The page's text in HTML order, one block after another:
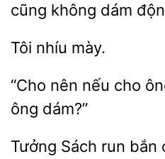
cũng không dám
“Cho nếu cho
ông dám?”
Tưởng Sách bắn